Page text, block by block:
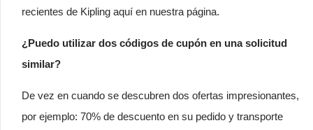
recientes de Kipling aquí en nuestra página.
¿Puedo utilizar dos códigos de cupón en una solicitud
similar?
De vez en cuando se descubren dos ofertas impresionantes,
por ejemplo: 70% de descuento en su pedido y transporte